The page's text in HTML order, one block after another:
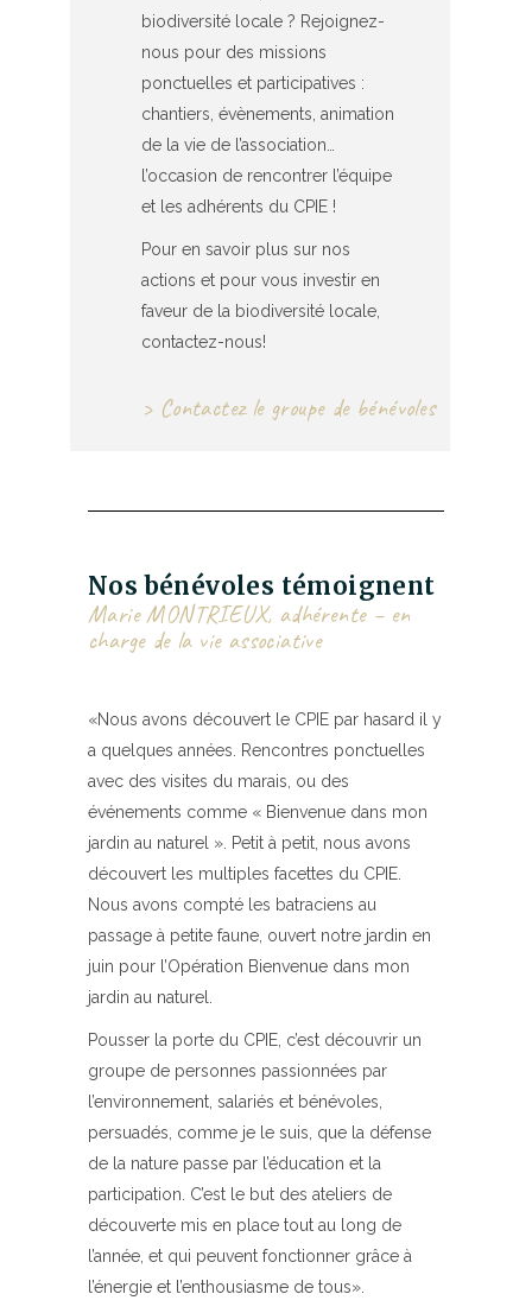
biodiversité locale ? Rejoignez-
nous pour des missions
ponctuelles et participatives :
chantiers, évènements, animation
de la vie de l’association…
l’occasion de rencontrer l’équipe
et les adhérents du CPIE !
Pour en savoir plus sur nos
actions et pour vous investir en
faveur de la biodiversité locale,
contactez-nous!
> Contactez le groupe de bénévoles
Nos bénévoles témoignent
Marie MONTRIEUX, adhérente – en
charge de la vie associative
«Nous avons découvert le CPIE par hasard il y
a quelques années. Rencontres ponctuelles
avec des visites du marais, ou des
événements comme « Bienvenue dans mon
jardin au naturel ». Petit à petit, nous avons
découvert les multiples facettes du CPIE.
Nous avons compté les batraciens au
passage à petite faune, ouvert notre jardin en
juin pour l’Opération Bienvenue dans mon
jardin au naturel.
Pousser la porte du CPIE, c’est découvrir un
groupe de personnes passionnées par
l’environnement, salariés et bénévoles,
persuadés, comme je le suis, que la défense
de la nature passe par l’éducation et la
participation. C’est le but des ateliers de
découverte mis en place tout au long de
l’année, et qui peuvent fonctionner grâce à
l’énergie et l’enthousiasme de tous».